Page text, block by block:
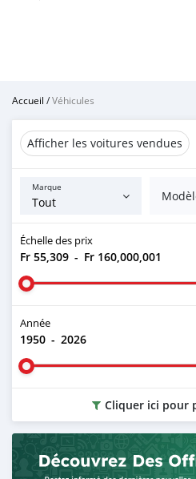
Accueil /Véhicules
Afficher les voitures vendues
Marque
Échelle des prix
Fr 55,309 - Fr 160,000,001
Année
1950 - 2026
Cliquer ici pour